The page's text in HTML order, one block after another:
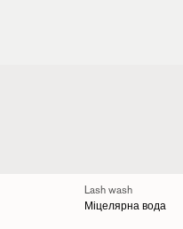
Lash wash
Міцелярна вода